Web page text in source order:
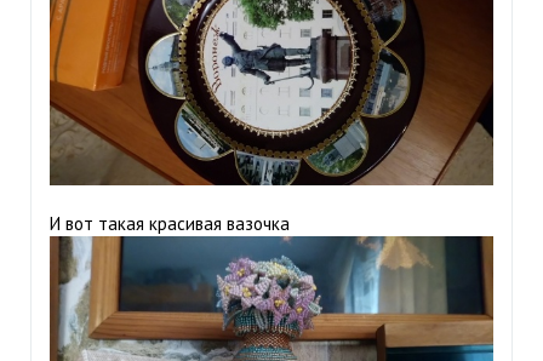
И вот такая красивая вазочка